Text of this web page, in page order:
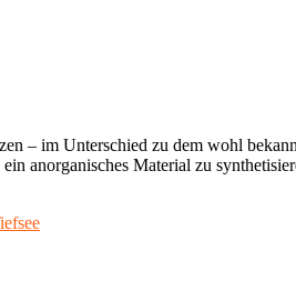
– im Unterschied zu dem wohl
anorganisches Material zu